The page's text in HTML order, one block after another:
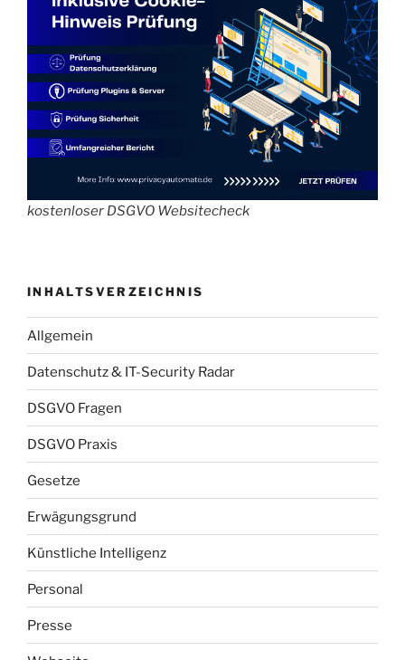
kostenloser DSGVO Websitecheck
INHALTSVERZEICHNIS
Allgemein
Datenschutz & IT-Security Radar
DSGVO Fragen
DSGVO Praxis
Gesetze
Erwägungsgrund
Künstliche Intelligenz
Personal
Presse